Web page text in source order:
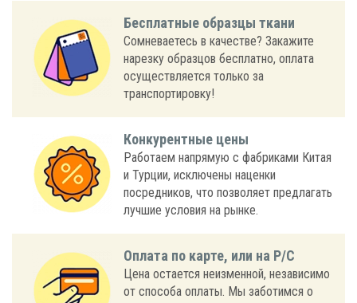
Бесплатные образцы ткани
Сомневаетесь в качестве? Закажите
нарезку образцов бесплатно, оплата
осуществляется только за
транспортировку!
Конкурентные цены
Работаем напрямую с фабриками Китая
и Турции, исключены наценки
посредников, что позволяет предлагать
лучшие условия на рынке.
Оплата по карте, или на Р/С
Цена остается неизменной, независимо
от способа оплаты. Мы заботимся о